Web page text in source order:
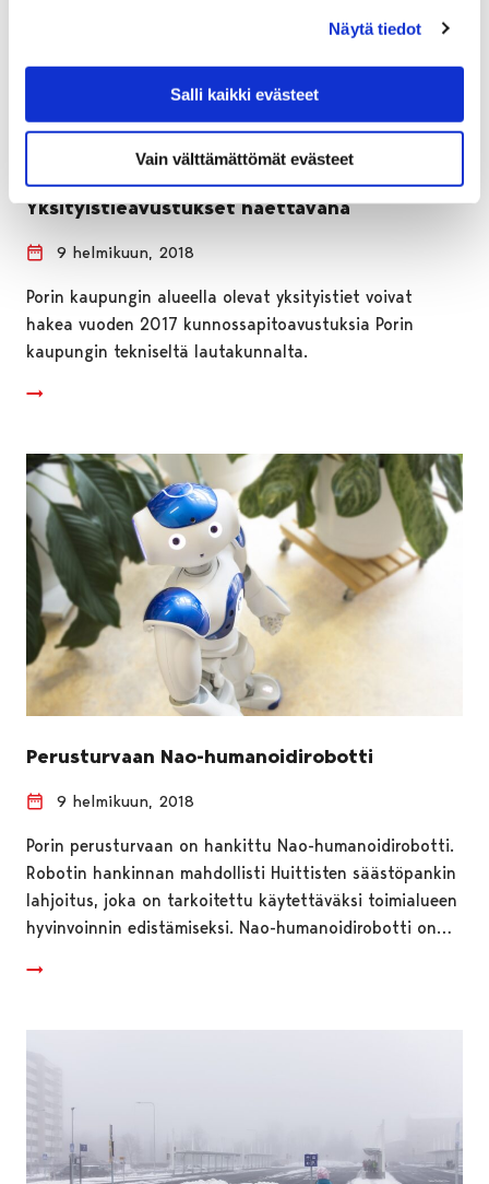
Näytä tiedot
Salli kaikki evästeet
Vain välttämättömät evästeet
Yksityistieavustukset haettavana
9 helmikuun, 2018
Porin kaupungin alueella olevat yksityistiet voivat
hakea vuoden 2017 kunnossapitoavustuksia Porin
kaupungin tekniseltä lautakunnalta.
Perusturvaan Nao-humanoidirobotti
9 helmikuun, 2018
Porin perusturvaan on hankittu Nao-humanoidirobotti.
Robotin hankinnan mahdollisti Huittisten säästöpankin
lahjoitus, joka on tarkoitettu käytettäväksi toimialueen
hyvinvoinnin edistämiseksi. Nao-humanoidirobotti on…